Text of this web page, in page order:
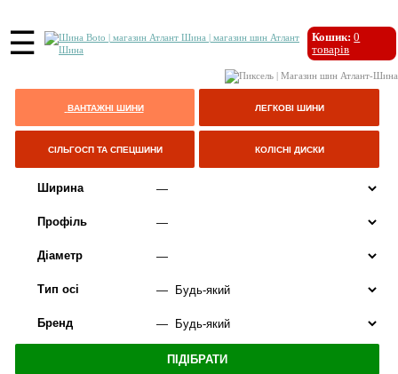
☰ Кошик: 0
товарів
ВАНТАЖНІ ШИНИ ЛЕГКОВІ ШИНИ
СІЛЬГОСП ТА СПЕЦШИНИ КОЛІСНІ ДИСКИ
Ширина
Профіль
Діаметр
Тип осі
Бренд